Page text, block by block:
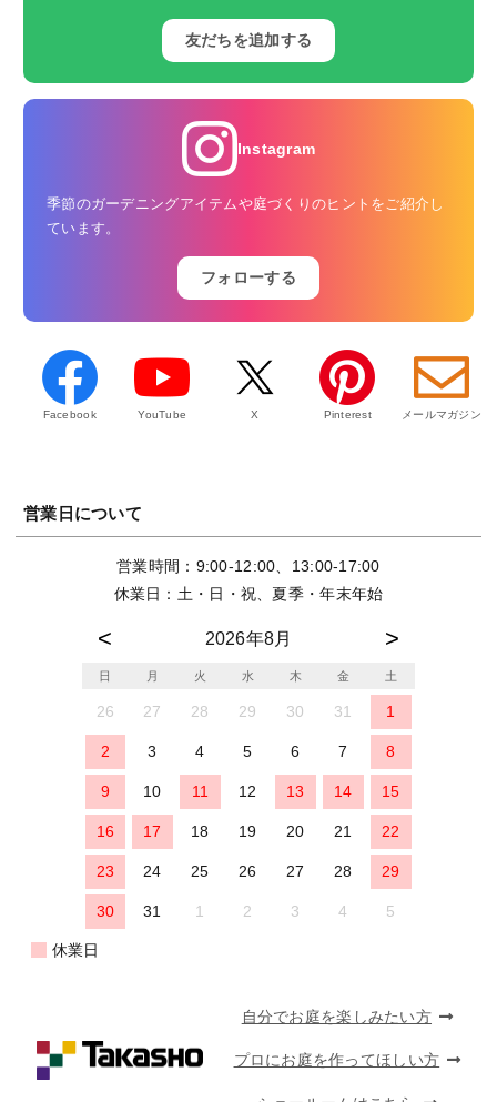
友だちを追加する
Instagram
季節のガーデニングアイテムや庭づくりのヒントをご紹介し
ています。
フォローする
Facebook YouTube X Pinterest メールマガジン
営業日について
営業時間：9:00-12:00、13:00-17:00
休業日：土・日・祝、夏季・年末年始
2026年8月
日 月 火 水 木 金 土
26 27 28 29 30 31 1
2 3 4 5 6 7 8
9 10 11 12 13 14 15
16 17 18 19 20 21 22
23 24 25 26 27 28 29
30 31 1 2 3 4 5
休業日
自分でお庭を楽しみたい方
プロにお庭を作ってほしい方